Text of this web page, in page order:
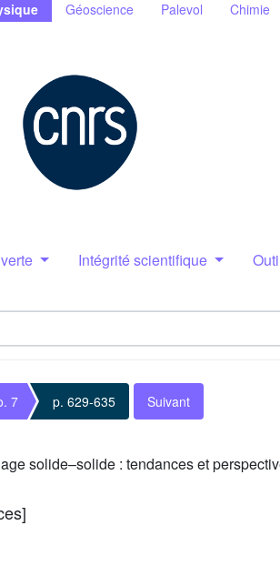
Géoscience Palevol Chimie
Intégrité scientifique
7 p. 629-635 Suivant
solide–solide : tendances et